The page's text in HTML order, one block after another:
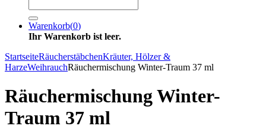
Warenkorb(0)
Ihr Warenkorb ist leer.
StartseiteRäucherstäbchenKräuter, Hölzer &
HarzeWeihrauchRäuchermischung Winter-Traum 37 ml
Räuchermischung Winter-
Traum 37 ml